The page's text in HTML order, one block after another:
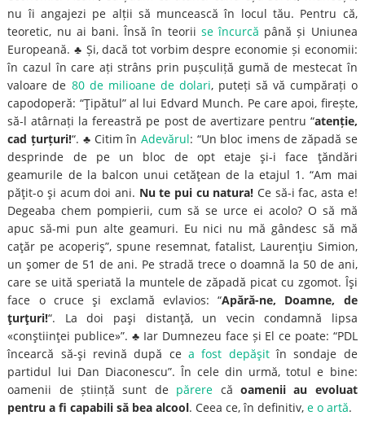
nu îi angajezi pe alții să muncească în locul tău. Pentru că,
teoretic, nu ai bani. Însă în teorii se încurcă până și Uniunea
Europeană. ♣ Și, dacă tot vorbim despre economie și economii:
în cazul în care ați strâns prin pușculiță gumă de mestecat în
valoare de 80 de milioane de dolari, puteți să vă cumpărați o
capodoperă: “Ţipătul” al lui Edvard Munch. Pe care apoi, firește,
să-l atârnați la fereastră pe post de avertizare pentru “atenție,
cad țurțuri!“. ♣ Citim înAdevărul: “Un bloc imens de zăpadă se
desprinde de pe un bloc de opt etaje şi-i face ţăndări
geamurile de la balcon unui cetăţean de la etajul 1. “Am mai
păţit-o şi acum doi ani. Nu te pui cu natura! Ce să-i fac, asta e!
Degeaba chem pompierii, cum să se urce ei acolo? O să mă
apuc să-mi pun alte geamuri. Eu nici nu mă gândesc să mă
caţăr pe acoperiş”, spune resemnat, fatalist, Laurenţiu Simion,
un şomer de 51 de ani. Pe stradă trece o doamnă la 50 de ani,
care se uită speriată la muntele de zăpadă picat cu zgomot. Îşi
face o cruce şi exclamă evlavios: “Apără-ne, Doamne, de
ţurţuri!“. La doi paşi distanţă, un vecin condamnă lipsa
«conştiinţei publice»”. ♣ Iar Dumnezeu face și El ce poate: “PDL
încearcă să-şi revină după ce a fost depăşitîn sondaje de
partidul lui Dan Diaconescu”. În cele din urmă, totul e bine:
oamenii de știință sunt de părere că oamenii au evoluat
pentru a fi capabili să bea alcool. Ceea ce, în definitiv,e o artă.